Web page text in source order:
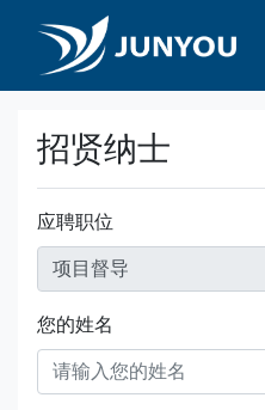
招贤纳士
应聘职位
您的姓名